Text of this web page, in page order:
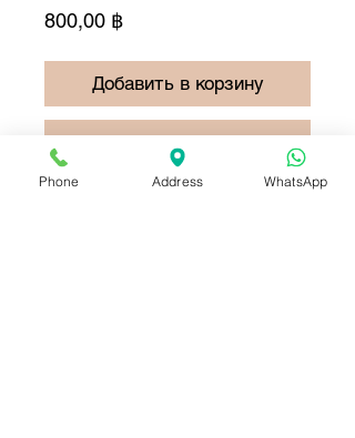
800,00 ฿Цена
Добавить в корзину
Купить сейчас
Phone Address WhatsApp